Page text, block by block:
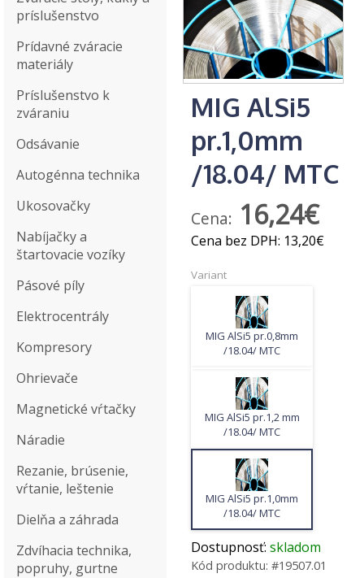
príslušenstvo
Prídavné zváracie
materiály
Príslušenstvo k
zváraniu
Odsávanie
Autogénna technika
Ukosovačky
Nabíjačky a
štartovacie vozíky
Pásové píly
Elektrocentrály
Kompresory
Ohrievače
Magnetické vŕtačky
Náradie
Rezanie, brúsenie,
vŕtanie, leštenie
Dielňa a záhrada
Zdvíhacia technika,
popruhy, gurtne
MIG AlSi5
pr.1,0mm
/18.04/ MTC
Cena: 16,24€
Cena bez DPH: 13,20€
Variant
MIG AlSi5 pr.0,8mm
/18.04/ MTC
MIG AlSi5 pr.1,2 mm
/18.04/ MTC
MIG AlSi5 pr.1,0mm
/18.04/ MTC
Dostupnosť: skladom
Kód produktu: #19507.01